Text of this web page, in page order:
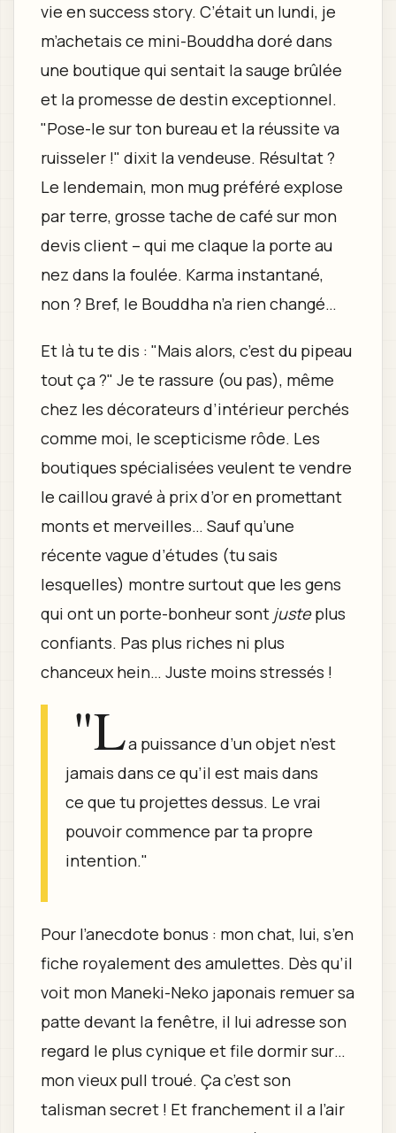
vie en success story. C’était un lundi, je
m’achetais ce mini-Bouddha doré dans
une boutique qui sentait la sauge brûlée
et la promesse de destin exceptionnel.
"Pose-le sur ton bureau et la réussite va
ruisseler !" dixit la vendeuse. Résultat ?
Le lendemain, mon mug préféré explose
par terre, grosse tache de café sur mon
devis client – qui me claque la porte au
nez dans la foulée. Karma instantané,
non ? Bref, le Bouddha n’a rien changé…
Et là tu te dis : "Mais alors, c’est du pipeau
tout ça ?" Je te rassure (ou pas), même
chez les décorateurs d’intérieur perchés
comme moi, le scepticisme rôde. Les
boutiques spécialisées veulent te vendre
le caillou gravé à prix d’or en promettant
monts et merveilles… Sauf qu’une
récente vague d’études (tu sais
lesquelles) montre surtout que les gens
qui ont un porte-bonheur sont justeplus
confiants. Pas plus riches ni plus
chanceux hein… Juste moins stressés !
"La puissance d’un objet n’est
jamais dans ce qu’il est mais dans
ce que tu projettes dessus. Le vrai
pouvoir commence par ta propre
intention."
Pour l’anecdote bonus : mon chat, lui, s’en
fiche royalement des amulettes. Dès qu’il
voit mon Maneki-Neko japonais remuer sa
patte devant la fenêtre, il lui adresse son
regard le plus cynique et file dormir sur…
mon vieux pull troué. Ça c’est son
talisman secret ! Et franchement il a l’air